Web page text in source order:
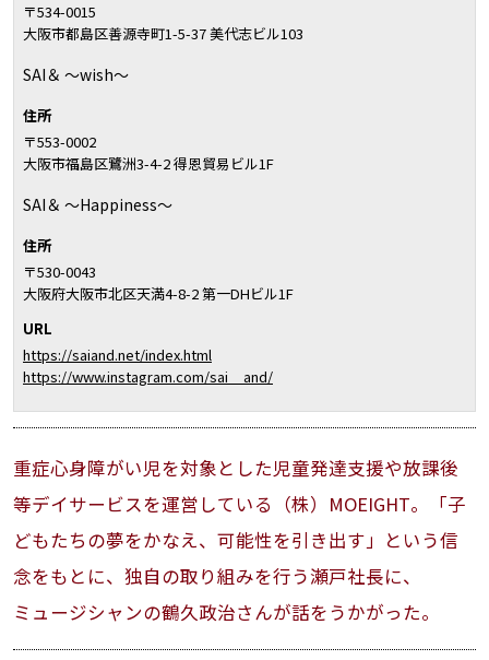
〒534-0015
大阪市都島区善源寺町1-5-37 美代志ビル103
SAI＆ 〜wish〜
住所
〒553-0002
大阪市福島区鷺洲3-4-2 得恩貿易ビル1F
SAI＆ 〜Happiness〜
住所
〒530-0043
大阪府大阪市北区天満4-8-2 第一DHビル1F
URL
https://saiand.net/index.html
https://www.instagram.com/sai__and/
重症心身障がい児を対象とした児童発達支援や放課後
等デイサービスを運営している（株）MOEIGHT。「子
どもたちの夢をかなえ、可能性を引き出す」という信
念をもとに、独自の取り組みを行う瀬戸社長に、
ミュージシャンの鶴久政治さんが話をうかがった。